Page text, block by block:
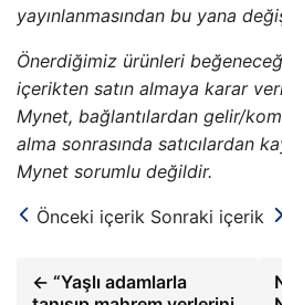
yayınlanmasından bu yana
Önerdiğimiz ürünleri
içerikten satın almaya karar
Mynet, bağlantılardan gelir/
alma sonrasında satıcılardan
Mynet sorumlu değildir.
Önceki içerik Sonraki içerik
← “Yaşlı adamlarla